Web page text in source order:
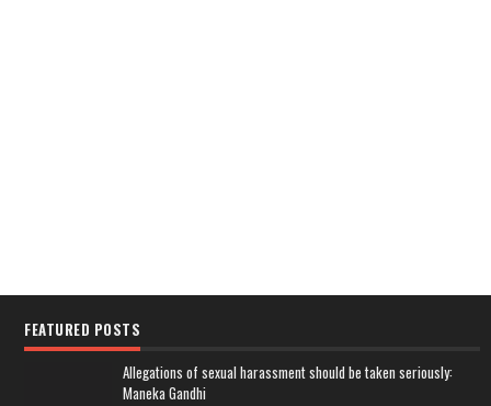
FEATURED POSTS
Allegations of sexual harassment should be taken seriously:
Maneka Gandhi